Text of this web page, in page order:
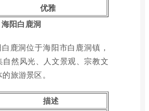
优雅
阳白鹿洞
鹿洞位于海阳市白鹿洞镇，
自然风光、人文景观、宗教文
旅游景区。
描述